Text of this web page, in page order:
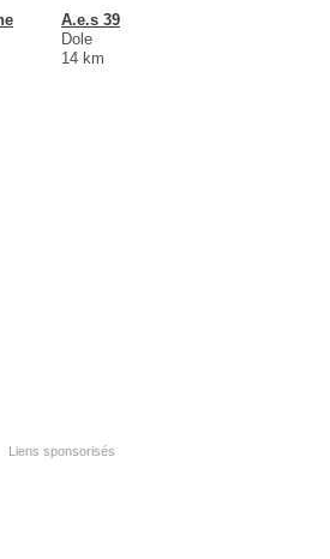
A.e.s 39
Dole
14 km